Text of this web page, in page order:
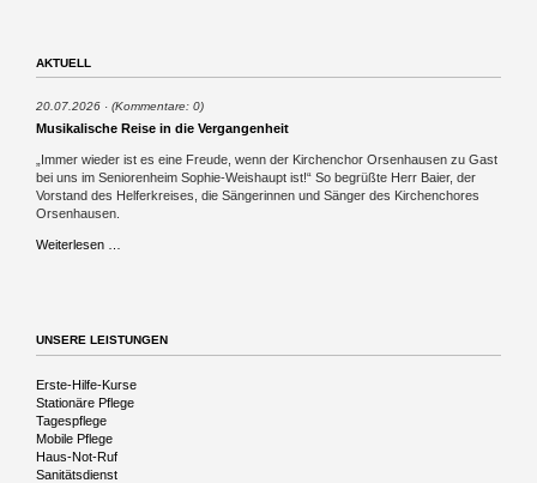
AKTUELL
20.07.2026 (Kommentare: 0)
Musikalische Reise in die Vergangenheit
„Immer wieder ist es eine Freude, wenn der Kirchenchor Orsenhausen zu Gast
bei uns im Seniorenheim Sophie-Weishaupt ist!“ So begrüßte Herr Baier, der
Vorstand des Helferkreises, die Sängerinnen und Sänger des Kirchenchores
Orsenhausen.
Weiterlesen …
UNSERE LEISTUNGEN
Navigation
überspringen
Erste-Hilfe-Kurse
Stationäre Pflege
Tagespflege
Mobile Pflege
Haus-Not-Ruf
Sanitätsdienst